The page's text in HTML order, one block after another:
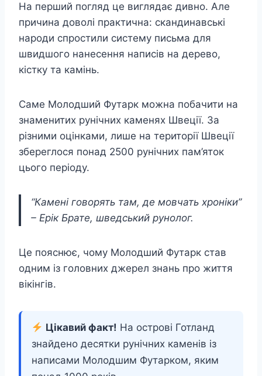
На перший погляд це виглядає дивно. Але
причина доволі практична: скандинавські
народи спростили систему письма для
швидшого нанесення написів на дерево,
кістку та камінь.
Саме Молодший Футарк можна побачити на
знаменитих рунічних каменях Швеції. За
різними оцінками, лише на території Швеції
збереглося понад 2500 рунічних пам’яток
цього періоду.
“Камені говорять там, де мовчать хроніки”
– Ерік Брате, шведський рунолог.
Це пояснює, чому Молодший Футарк став
одним із головних джерел знань про життя
вікінгів.
Цікавий факт! На острові Готланд
знайдено десятки рунічних каменів із
написами Молодшим Футарком, яким